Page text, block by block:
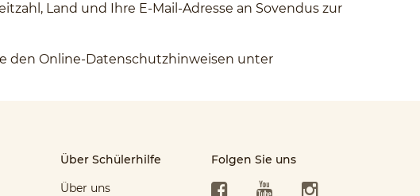
Land und Ihre E-Mail-Adresse an Sovendus zur
den Online-Datenschutzhinweisen unter
Über Schülerhilfe
Über uns
Folgen Sie uns
Facebook YouTubeInstagram